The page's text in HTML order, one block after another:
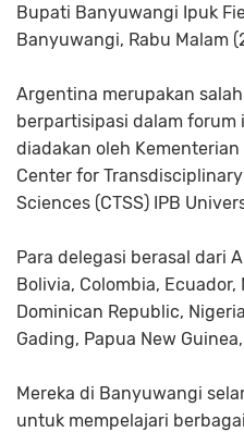
Bupati Banyuwangi Ipuk
Banyuwangi, Rabu Malam
Argentina merupakan
berpartisipasi dalam forum
diadakan oleh Kementerian
Center for
Sciences (CTSS) IPB
Para delegasi berasal dari
Bolivia, Colombia,
Dominican Republic,
Gading, Papua New
Mereka di Banyuwangi
untuk mempelajari